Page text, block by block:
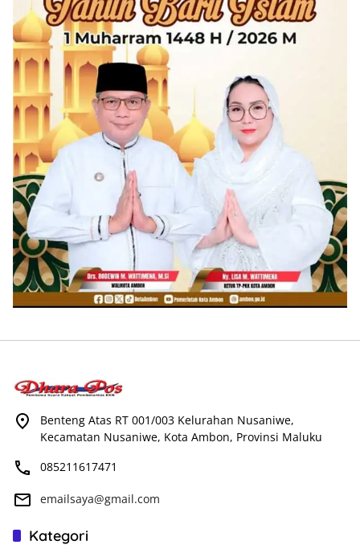
Benteng Atas RT 001/003 Kelurahan Nusaniwe,
Kecamatan Nusaniwe, Kota Ambon, Provinsi Maluku
085211617471
emailsaya@gmail.com
Kategori